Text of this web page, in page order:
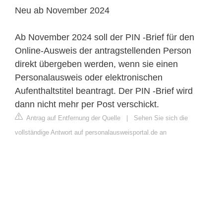
Neu ab November 2024
Ab November 2024 soll der PIN -Brief für den
Online-Ausweis der antragstellenden Person
direkt übergeben werden, wenn sie einen
Personalausweis oder elektronischen
Aufenthaltstitel beantragt. Der PIN -Brief wird
dann nicht mehr per Post verschickt.
Antrag auf Entfernung der Quelle | Sehen Sie sich die
vollständige Antwort auf personalausweisportal.de an